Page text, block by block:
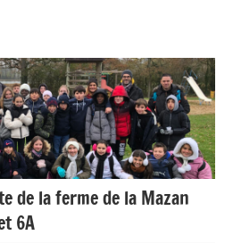
de la ferme de la Mazan
6A